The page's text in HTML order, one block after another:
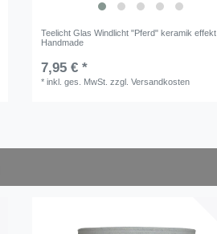
Teelicht Glas Windlicht "Pferd" keramik effekt
Handmade
7,95 € *
*inkl. ges. MwSt. zzgl.Versandkosten